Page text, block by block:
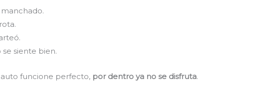
se siente bien.
funcione perfecto, por dentro ya no se disfruta.